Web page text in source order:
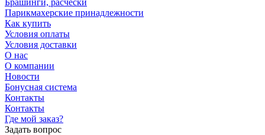
Брашинги, расчески
Парикмахерские принадлежности
Как купить
Условия оплаты
Условия доставки
О нас
О компании
Новости
Бонусная система
Контакты
Контакты
Где мой заказ?
Задать вопрос